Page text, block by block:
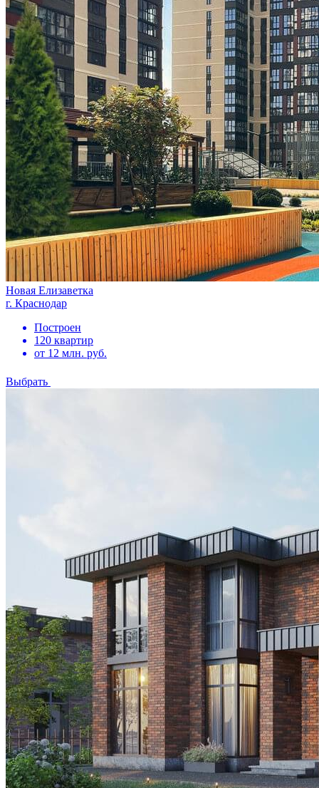
Новая Елизаветка
г. Краснодар
Построен
120 квартир
от 12 млн. руб.
Выбрать